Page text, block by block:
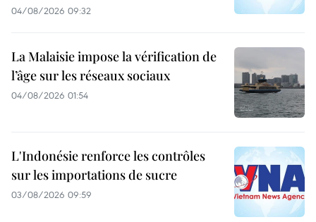
04/08/2026 09:32
La Malaisie impose la vérification de
l’âge sur les réseaux sociaux
04/08/2026 01:54
L'Indonésie renforce les contrôles
sur les importations de sucre
03/08/2026 09:59